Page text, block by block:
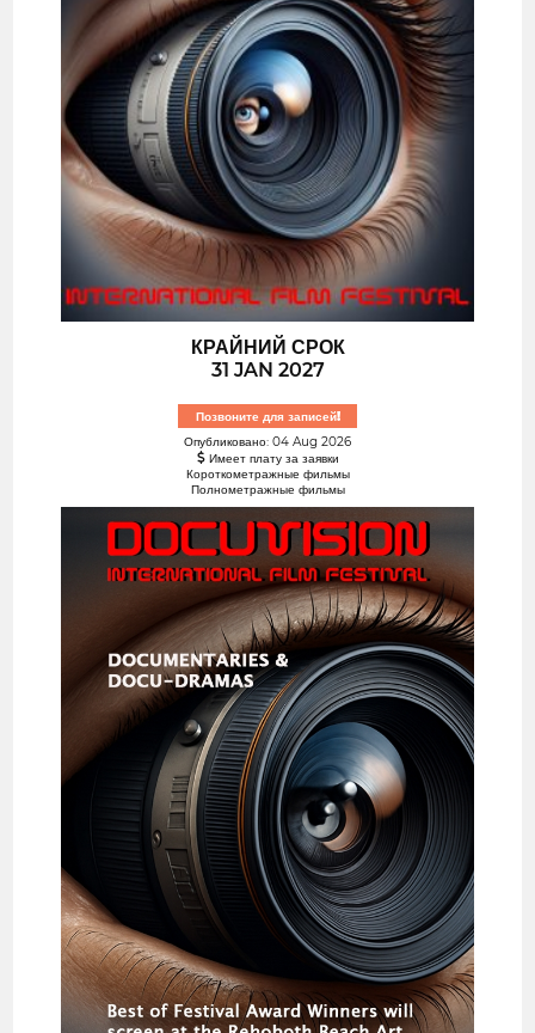
КРАЙНИЙ СРОК
31 JAN 2027
Позвоните для записей!
Опубликовано: 04 Aug 2026
Имеет плату за заявки
Короткометражные фильмы
Полнометражные фильмы